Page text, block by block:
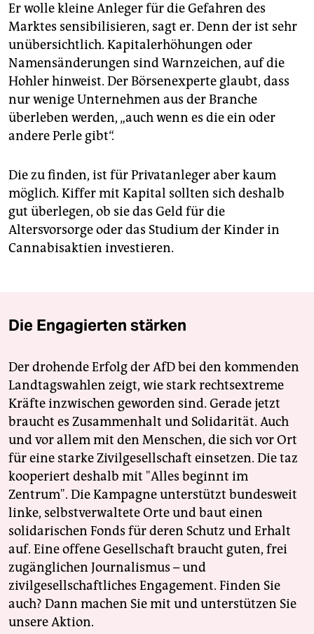
Er wolle kleine Anleger für die Gefahren des
Marktes sensibilisieren, sagt er. Denn der ist sehr
unübersichtlich. Kapitalerhöhungen oder
Namensänderungen sind Warnzeichen, auf die
Hohler hinweist. Der Börsenexperte glaubt, dass
nur wenige Unternehmen aus der Branche
überleben werden, „auch wenn es die ein oder
andere Perle gibt“.
Die zu finden, ist für Privatanleger aber kaum
möglich. Kiffer mit Kapital sollten sich deshalb
gut überlegen, ob sie das Geld für die
Altersvorsorge oder das Studium der Kinder in
Cannabisaktien investieren.
Die Engagierten stärken
Der drohende Erfolg der AfD bei den kommenden
Landtagswahlen zeigt, wie stark rechtsextreme
Kräfte inzwischen geworden sind. Gerade jetzt
braucht es Zusammenhalt und Solidarität. Auch
und vor allem mit den Menschen, die sich vor Ort
für eine starke Zivilgesellschaft einsetzen. Die taz
kooperiert deshalb mit "Alles beginnt im
Zentrum". Die Kampagne unterstützt bundesweit
linke, selbstverwaltete Orte und baut einen
solidarischen Fonds für deren Schutz und Erhalt
auf. Eine offene Gesellschaft braucht guten, frei
zugänglichen Journalismus – und
zivilgesellschaftliches Engagement. Finden Sie
auch? Dann machen Sie mit und unterstützen Sie
unsere Aktion.